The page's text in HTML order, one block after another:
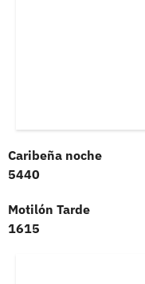
Caribeña noche
5440
Motilón Tarde
1615